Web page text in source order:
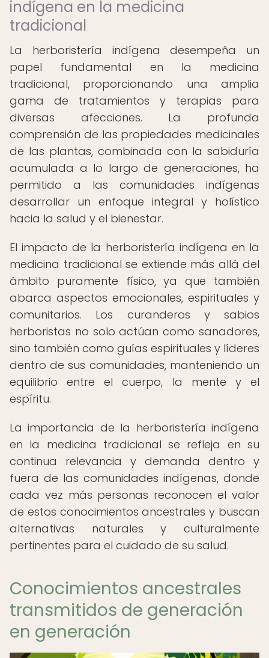
indígena en la medicina
tradicional
La herboristería indígena desempeña un
papel fundamental en la medicina
tradicional, proporcionando una amplia
gama de tratamientos y terapias para
diversas afecciones. La profunda
comprensión de las propiedades medicinales
de las plantas, combinada con la sabiduría
acumulada a lo largo de generaciones, ha
permitido a las comunidades indígenas
desarrollar un enfoque integral y holístico
hacia la salud y el bienestar.
El impacto de la herboristería indígena en la
medicina tradicional se extiende más allá del
ámbito puramente físico, ya que también
abarca aspectos emocionales, espirituales y
comunitarios. Los curanderos y sabios
herboristas no solo actúan como sanadores,
sino también como guías espirituales y líderes
dentro de sus comunidades, manteniendo un
equilibrio entre el cuerpo, la mente y el
espíritu.
La importancia de la herboristería indígena
en la medicina tradicional se refleja en su
continua relevancia y demanda dentro y
fuera de las comunidades indígenas, donde
cada vez más personas reconocen el valor
de estos conocimientos ancestrales y buscan
alternativas naturales y culturalmente
pertinentes para el cuidado de su salud.
Conocimientos ancestrales
transmitidos de generación
en generación